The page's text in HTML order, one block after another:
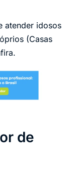
atender idosos
(Casas
de